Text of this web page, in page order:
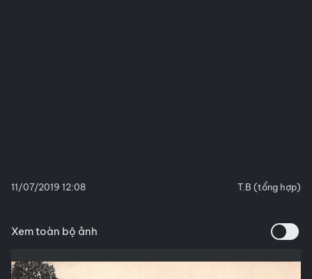
11/07/2019 12:08 T.B (tổng hợp)
Xem toàn bộ ảnh